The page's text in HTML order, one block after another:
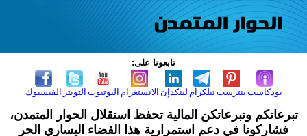
تابعونا على:
الفيسبوك التويتر اليوتيوب الانستغرام لينكدإن تيلكرامبنترست بودكاست
تبرعاتكم وتبرعاتكن المالية تحفظ استقلال الحوار المتمدن،
فشاركونا في دعم استمرارية هذا الفضاء اليساري الحر